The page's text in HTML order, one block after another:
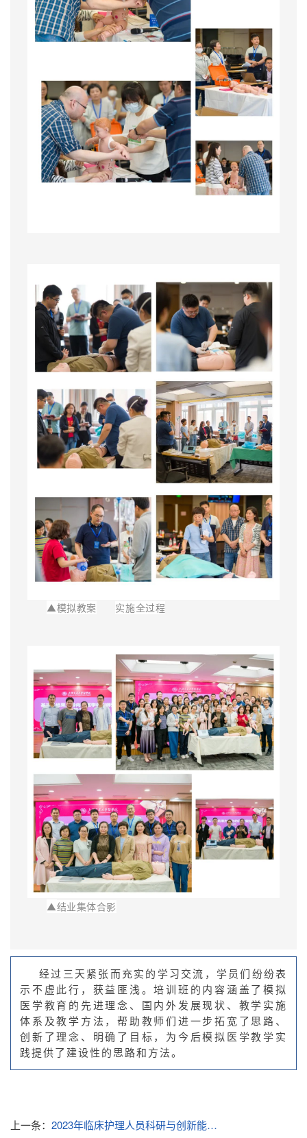
▲模拟教案 实施全过程
▲结业集体合影
经过三天紧张而充实的学习交流，学员们纷纷表
示不虚此行，获益匪浅。培训班的内容涵盖了模拟
医学教育的先进理念、国内外发展现状、教学实施
体系及教学方法，帮助教师们进一步拓宽了思路、
创新了理念、明确了目标，为今后模拟医学教学实
践提供了建设性的思路和方法。
上一条：
2023年临床护理人员科研与创新能力提升培训班